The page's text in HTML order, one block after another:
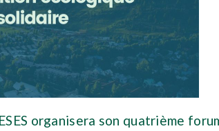
organisera son quatrième